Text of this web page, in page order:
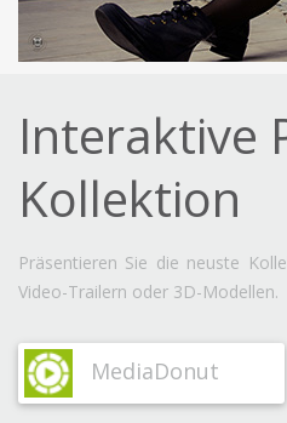
Interaktive
Kollektion
Präsentieren Sie die neuste
Video-Trailern oder 3D-Modellen.
MediaDonut